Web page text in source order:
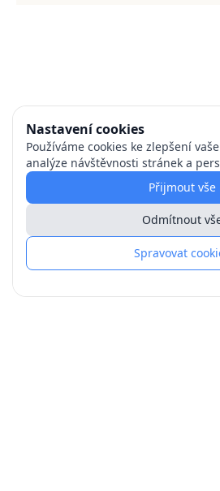
Nastavení cookies
Používáme cookies ke zlepšení
analýze návštěvnosti stránek a
Přijmout vše
Odmítnout
Spravovat